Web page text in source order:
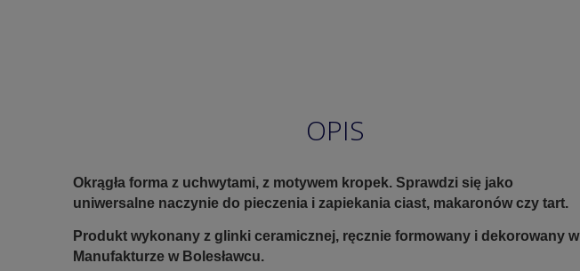
OPIS
Okrągła forma z uchwytami, z motywem kropek. Sprawdzi się jako
uniwersalne naczynie do pieczenia i zapiekania ciast, makaronów czy tart.
Produkt wykonany z glinki ceramicznej, ręcznie formowany i dekorowany w
Manufakturze w Bolesławcu.